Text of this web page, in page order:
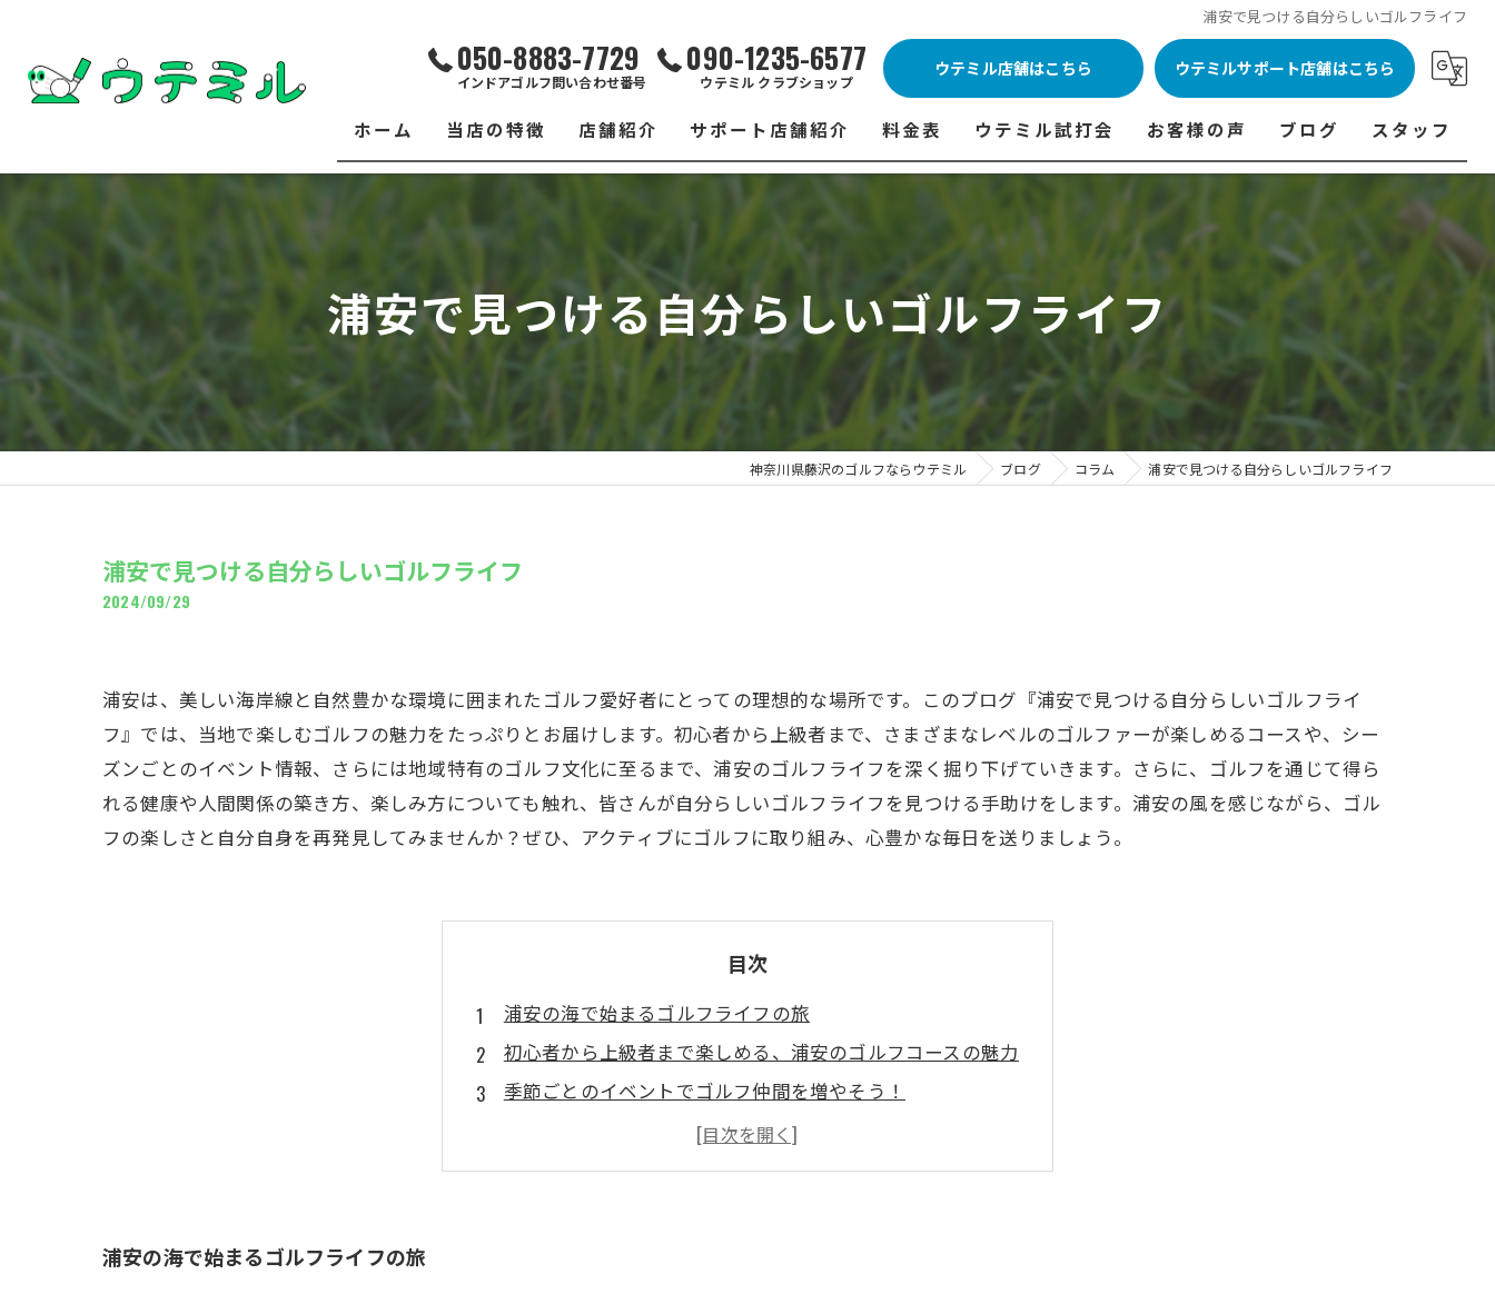
浦安で見つける自分らしいゴルフライフ
050-8883-7729
インドアゴルフ問い合わせ番号
090-1235-6577
ウテミル クラブショップ
ウテミル店舗はこちら ウテミルサポート店舗はこちら
ホーム 当店の特徴
練習場
フィッティング
店舗紹介
ウテミル 浦安駅前店
市原インドアゴルフ
ウテミルスクール高崎店
サポート店舗紹介
シミュレーションゴルフ Caddy
スズヨンゴルフクラブ(SUZU4-GOLFCLUB)
料金表
浦安駅前店 料金表
市原インドアゴルフ 料金表
ウテミルスクール高崎店 料金表
サポート店舗 料金表
シミュレーションゴルフ Caddy 料金表
ウテミル試打会
ウテミル試打会とは・・・
ウテミル試打会日程
フィッテイング・試打会 商品ラインナップ一覧
よくある質問
試打会開催受付
お客様の声
フィッテイング・試打会参加者の声
ブログ スタッフ
代表あいさつ
浦安で見つける自分らしいゴルフライフ
神奈川県藤沢のゴルフならウテミル ブログ コラム 浦安で見つける自分らしいゴルフライフ
浦安で見つける自分らしいゴルフライフ
2024/09/29
浦安は、美しい海岸線と自然豊かな環境に囲まれたゴルフ愛好者にとっての理想的な場所です。このブログ『浦安で見つける自分らしいゴルフライ
フ』では、当地で楽しむゴルフの魅力をたっぷりとお届けします。初心者から上級者まで、さまざまなレベルのゴルファーが楽しめるコースや、シー
ズンごとのイベント情報、さらには地域特有のゴルフ文化に至るまで、浦安のゴルフライフを深く掘り下げていきます。さらに、ゴルフを通じて得ら
れる健康や人間関係の築き方、楽しみ方についても触れ、皆さんが自分らしいゴルフライフを見つける手助けをします。浦安の風を感じながら、ゴル
フの楽しさと自分自身を再発見してみませんか？ぜひ、アクティブにゴルフに取り組み、心豊かな毎日を送りましょう。
目次
浦安の海で始まるゴルフライフの旅
初心者から上級者まで楽しめる、浦安のゴルフコースの魅力
季節ごとのイベントでゴルフ仲間を増やそう！
地域特有のゴルフ文化を体験してみる
健康を手に入れる：ゴルフがもたらす心と体の効果
浦安の海で始まるゴルフライフの旅